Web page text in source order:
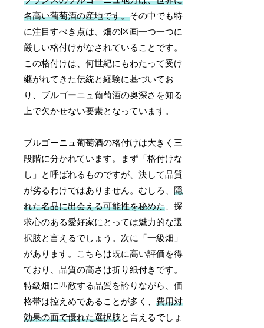
名高い葡萄酒の産地です。その中でも特
に注目すべき点は、畑の区画一つ一つに
厳しい格付けがなされていることです。
この格付けは、何世紀にもわたって受け
継がれてきた伝統と経験に基づいてお
り、ブルゴーニュ葡萄酒の奥深さを知る
上で欠かせない要素となっています。
ブルゴーニュ葡萄酒の格付けは大きく三
段階に分かれています。まず「格付けな
し」と呼ばれるものですが、決して品質
が劣るわけではありません。むしろ、隠
れた名品に出会える可能性を秘めた、探
求心のある愛好家にとっては魅力的な選
択肢と言えるでしょう。次に「一級畑」
があります。こちらは既に高い評価を得
ており、品質の高さは折り紙付きです。
特級畑に匹敵する品質を誇りながら、価
格帯は控えめであることが多く、費用対
効果の面で優れた選択肢と言えるでしょ